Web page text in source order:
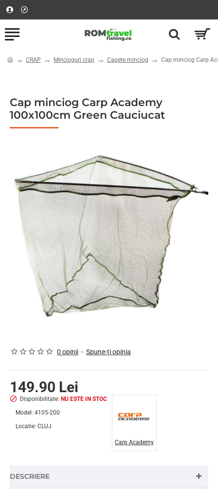
Cap minciog Carp Academy
100x100cm Green Cauciucat
CRAP Mincioguri crap Capete minciog Cap minciog Carp
NU ESTE IN STOC 0 opinii - Spune-ţi opinia
149.90 Lei
Disponibilitate: NU ESTE IN STOC
Model: 4105-200
Locatie: CLUJ
Carp Academy
DESCRIERE